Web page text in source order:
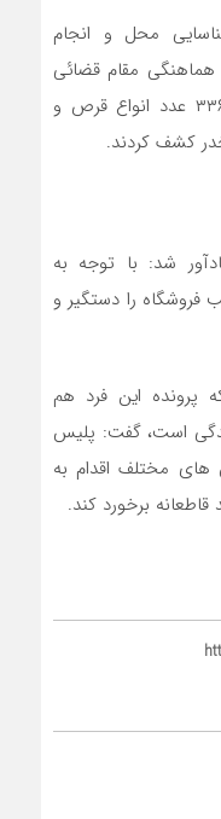
محل و انجام
مقام قضائی
در بازرسی از این فروشگاه ، تعداد ۳۳۶ عدد انواع قرص و
کشف کردند.
شد: با توجه به
فروشگاه را دستگیر و
پرونده این فرد هم
است، گفت: پلیس
مختلف اقدام به
برخورد کند.